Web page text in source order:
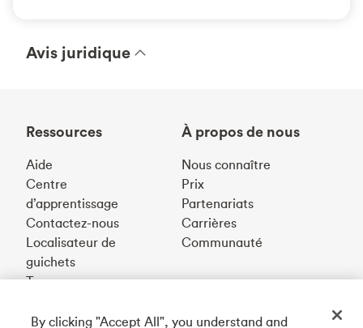
Avis juridique
Ressources
Aide
Centre
d’apprentissage
Contactez-nous
Localisateur de
guichets
Taux
À propos de nous
Nous connaître
Prix
Partenariats
Carrières
Communauté
By clicking "Accept All", you understand and